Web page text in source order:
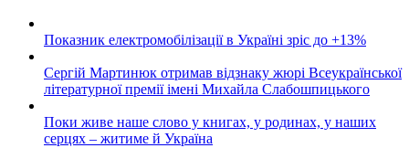
Показник електромобілізації в Україні зріс до +13%
Сергій Мартинюк отримав відзнаку жюрі Всеукраїнської
літературної премії імені Михайла Слабошпицького
Поки живе наше слово у книгах, у родинах, у наших
серцях – житиме й Україна